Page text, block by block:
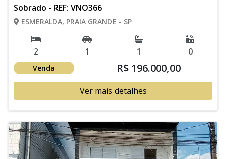
Sobrado - REF: VNO366
ESMERALDA, PRAIA GRANDE - SP
2 1 1 0
Venda R$ 196.000,00
Ver mais detalhes